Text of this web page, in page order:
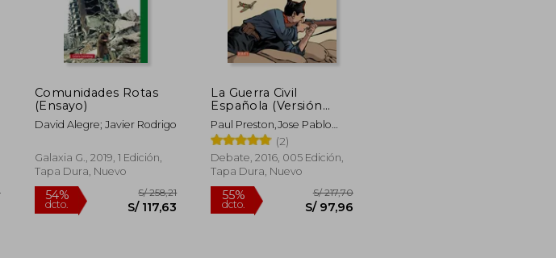
Comunidades Rotas
(Ensayo)
David Alegre; Javier Rodrigo
Galaxia G., 2019, 1 Edición,
Tapa Dura, Nuevo
La Guerra Civil
Española (Versión
Gráfica)
Paul Preston,Jose Pablo
Garcia
(2)
Debate, 2016, 005 Edición,
Tapa Dura, Nuevo